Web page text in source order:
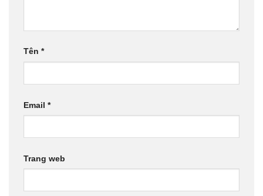
Tên *
Email *
Trang web